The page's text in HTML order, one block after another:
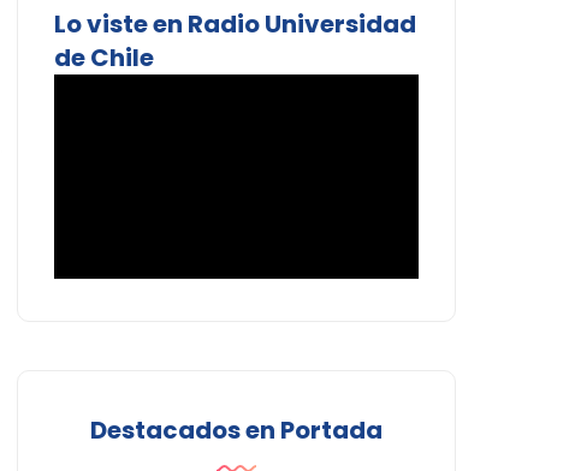
Lo viste en Radio Universidad
de Chile
Destacados en Portada